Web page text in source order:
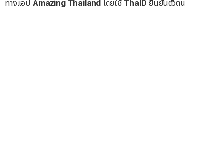
ทางแอป Amazing Thailand โดยใช้ ThaID ยืนยันตัวตน